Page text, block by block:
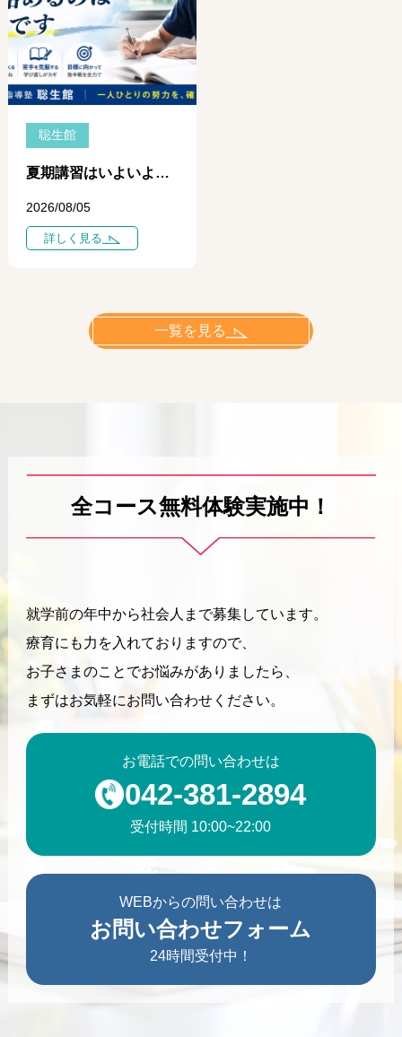
聡生館
夏期講習はいよいよ中盤へ ― 学力に差がつき始めるのは「今」です ―
2026/08/05
詳しく見る
一覧を見る
全コース無料体験実施中！
就学前の年中から社会人まで募集しています。
療育にも力を入れておりますので、
お子さまのことでお悩みがありましたら、
まずはお気軽にお問い合わせください。
お電話での問い合わせは
042-381-2894
受付時間 10:00~22:00
WEBからの問い合わせは
お問い合わせフォーム
24時間受付中！